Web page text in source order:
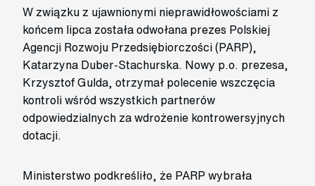
W związku z ujawnionymi nieprawidłowościami z
końcem lipca została odwołana prezes Polskiej
Agencji Rozwoju Przedsiębiorczości (PARP),
Katarzyna Duber-Stachurska. Nowy p.o. prezesa,
Krzysztof Gulda, otrzymał polecenie wszczęcia
kontroli wśród wszystkich partnerów
odpowiedzialnych za wdrożenie kontrowersyjnych
dotacji.
Ministerstwo podkreśliło, że PARP wybrała